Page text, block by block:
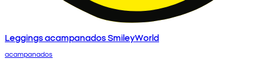
Leggings acampanados SmileyWorld
acampanados